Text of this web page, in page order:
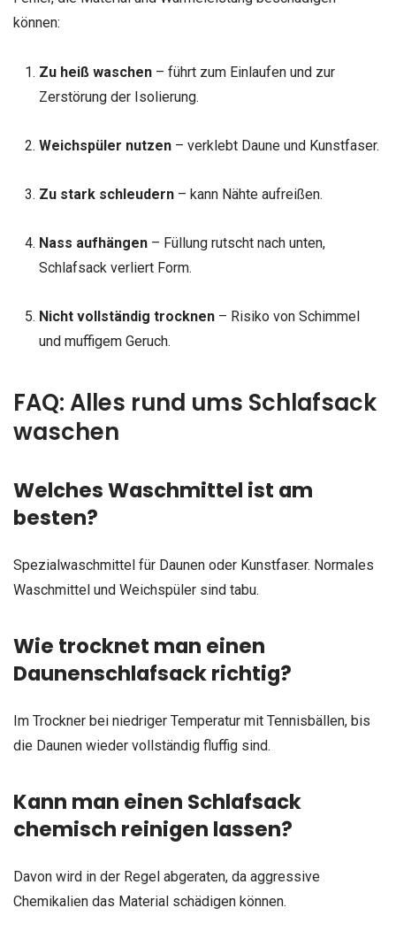
können:
Zu heiß waschen– führt zum Einlaufen und zur
Zerstörung der Isolierung.
Weichspüler nutzen– verklebt Daune und Kunstfaser.
Zu stark schleudern– kann Nähte aufreißen.
Nass aufhängen– Füllung rutscht nach unten,
Schlafsack verliert Form.
Nicht vollständig trocknen– Risiko von Schimmel
und muffigem Geruch.
FAQ: Alles rund ums Schlafsack
waschen
Welches Waschmittel ist am
besten?
Spezialwaschmittel für Daunen oder Kunstfaser. Normales
Waschmittel und Weichspüler sind tabu.
Wie trocknet man einen
Daunenschlafsack richtig?
Im Trockner bei niedriger Temperatur mit Tennisbällen, bis
die Daunen wieder vollständig fluffig sind.
Kann man einen Schlafsack
chemisch reinigen lassen?
Davon wird in der Regel abgeraten, da aggressive
Chemikalien das Material schädigen können.